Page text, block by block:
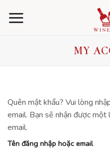
MY
Quên mật khẩu? Vui lòng
email. Bạn sẽ nhận được
email.
Tên đăng nhập hoặc email